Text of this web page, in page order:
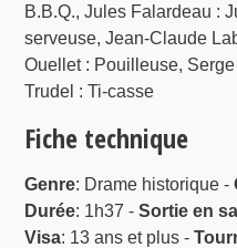
B.B.Q., Jules Falardeau :
serveuse, Jean-Claude
Ouellet : Pouilleuse,
Trudel : Ti-casse
Fiche technique
Genre: Drame historique -
Durée: 1h37 -Sortie en
Visa: 13 ans et plus -